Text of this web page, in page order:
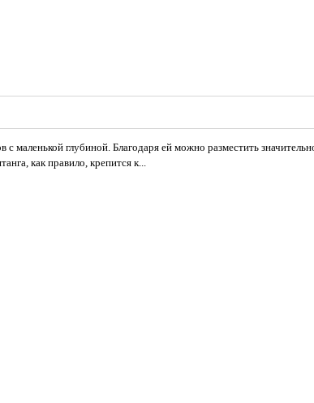
маленькой глубиной. Благодаря ей можно разместить
как правило, крепится к...